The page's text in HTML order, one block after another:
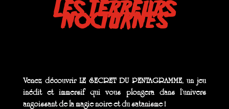
Les terreurs
nocturnes
Venez découvrir LE SECRET DU PENTAGRAMME, un jeu
inédit et immersif qui vous plongera dans l’univers
angoissant de la magie noire et du satanisme !